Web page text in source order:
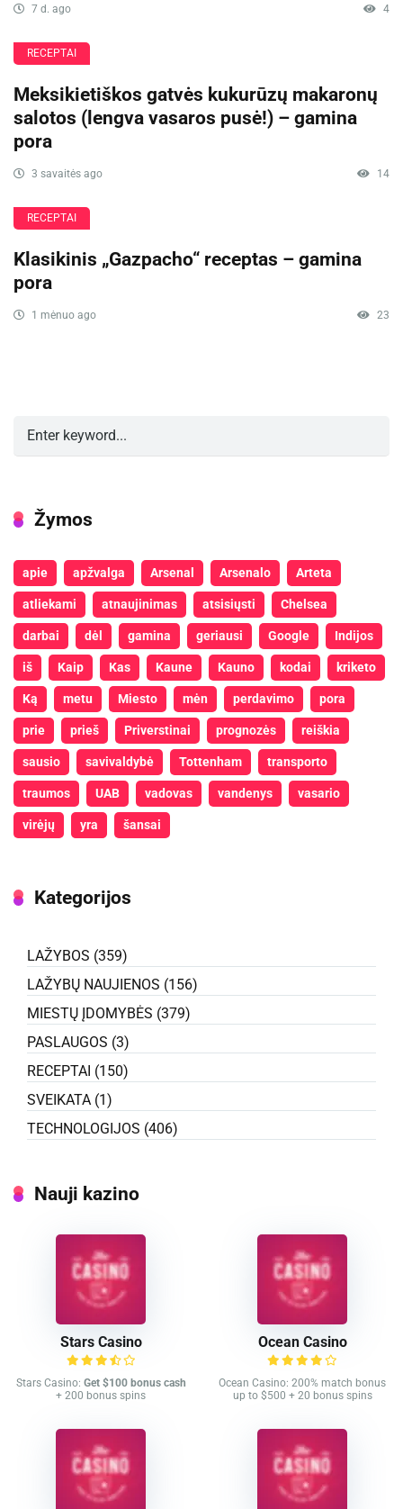
7 d. ago 4
RECEPTAI
Meksikietiškos gatvės kukurūzų makaronų
salotos (lengva vasaros pusė!) – gamina
pora
3 savaitės ago 14
RECEPTAI
Klasikinis „Gazpacho“ receptas – gamina
pora
1 mėnuo ago 23
Žymos
apie apžvalga Arsenal Arsenalo Arteta
atliekami atnaujinimas atsisiųsti Chelsea
darbai dėl gamina geriausi Google Indijos
iš Kaip Kas Kaune Kauno kodai kriketo
Ką metu Miesto mėn perdavimo pora
prie prieš Priverstinai prognozės reiškia
sausio savivaldybė Tottenham transporto
traumos UAB vadovas vandenys vasario
virėjų yra šansai
Kategorijos
LAŽYBOS (359)
LAŽYBŲ NAUJIENOS (156)
MIESTŲ ĮDOMYBĖS (379)
PASLAUGOS (3)
RECEPTAI (150)
SVEIKATA (1)
TECHNOLOGIJOS (406)
Nauji kazino
Stars Casino
Stars Casino: Get $100 bonus cash
+ 200 bonus spins
Ocean Casino
Ocean Casino: 200% match bonus
up to $500 + 20 bonus spins